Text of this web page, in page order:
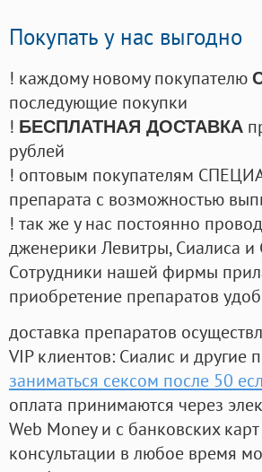
Покупать у нас выгодно
! каждому новому покупателю
последующие покупки
! БЕСПЛАТНАЯ ДОСТАВКА
рублей
! оптовым покупателям
препарата с возможностью
! так же у нас постоянно
дженерики Левитры, Сиалиса
Cотрудники нашей фирмы
приобретение препаратов
доставка препаратов
VIP клиентов: Сиалис и
заниматься сексом после 50
оплата принимаются через
Web Money и с банковских
консультации в любое время